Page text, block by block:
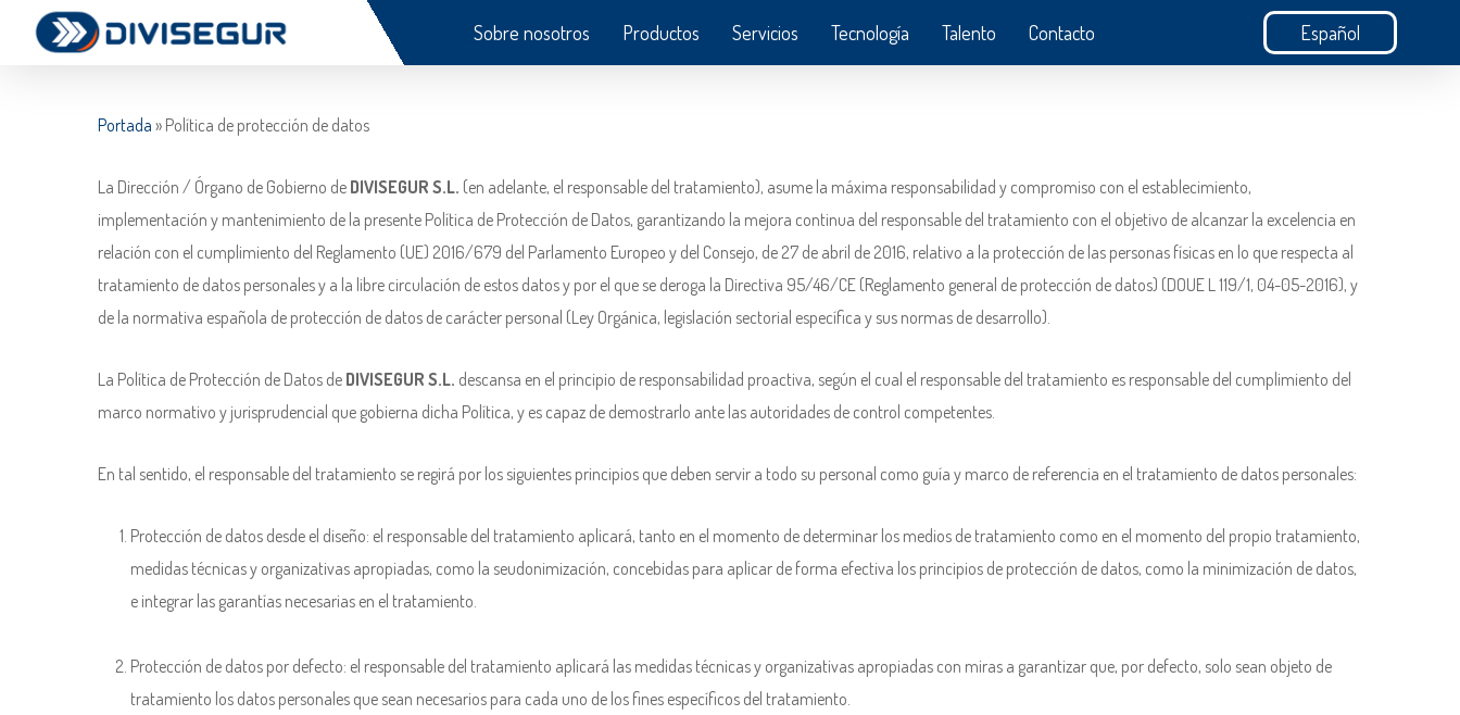
Sobre nosotros Productos Servicios Tecnología Talento Contacto Español
Portada » Política de protección de datos
La Dirección / Órgano de Gobierno de DIVISEGUR S.L. (en adelante, el responsable del tratamiento), asume la máxima responsabilidad y compromiso con el establecimiento,
implementación y mantenimiento de la presente Política de Protección de Datos, garantizando la mejora continua del responsable del tratamiento con el objetivo de alcanzar la excelencia en
relación con el cumplimiento del Reglamento (UE) 2016/679 del Parlamento Europeo y del Consejo, de 27 de abril de 2016, relativo a la protección de las personas físicas en lo que respecta al
tratamiento de datos personales y a la libre circulación de estos datos y por el que se deroga la Directiva 95/46/CE (Reglamento general de protección de datos) (DOUE L 119/1, 04-05-2016), y
de la normativa española de protección de datos de carácter personal (Ley Orgánica, legislación sectorial específica y sus normas de desarrollo).
La Política de Protección de Datos de DIVISEGUR S.L. descansa en el principio de responsabilidad proactiva, según el cual el responsable del tratamiento es responsable del cumplimiento del
marco normativo y jurisprudencial que gobierna dicha Política, y es capaz de demostrarlo ante las autoridades de control competentes.
En tal sentido, el responsable del tratamiento se regirá por los siguientes principios que deben servir a todo su personal como guía y marco de referencia en el tratamiento de datos personales:
Protección de datos desde el diseño: el responsable del tratamiento aplicará, tanto en el momento de determinar los medios de tratamiento como en el momento del propio tratamiento,
medidas técnicas y organizativas apropiadas, como la seudonimización, concebidas para aplicar de forma efectiva los principios de protección de datos, como la minimización de datos,
e integrar las garantías necesarias en el tratamiento.
Protección de datos por defecto: el responsable del tratamiento aplicará las medidas técnicas y organizativas apropiadas con miras a garantizar que, por defecto, solo sean objeto de
tratamiento los datos personales que sean necesarios para cada uno de los fines específicos del tratamiento.